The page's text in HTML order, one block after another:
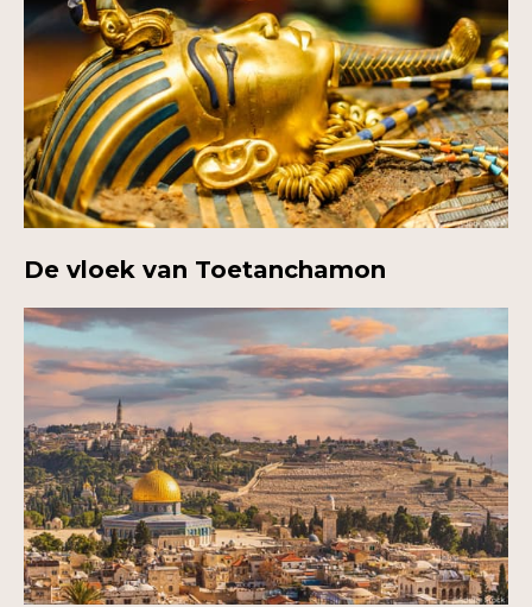
De vloek van Toetanchamon